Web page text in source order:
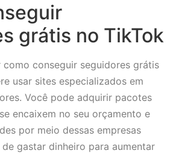
grátis no TikTok
como conseguir seguidores grátis
usar sites especializados em
Você pode adquirir pacotes
encaixem no seu orçamento e
por meio dessas empresas
de gastar dinheiro para aumentar